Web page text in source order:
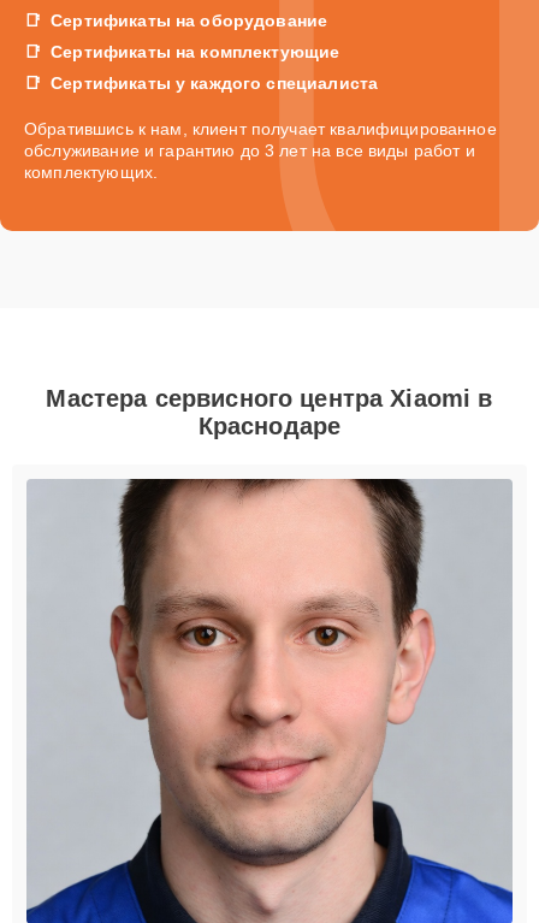
Сертификаты на оборудование
Сертификаты на комплектующие
Сертификаты у каждого специалиста
Обратившись к нам, клиент получает квалифицированное
обслуживание и гарантию до 3 лет на все виды работ и
комплектующих.
Мастера сервисного центра Xiaomi в
Краснодаре